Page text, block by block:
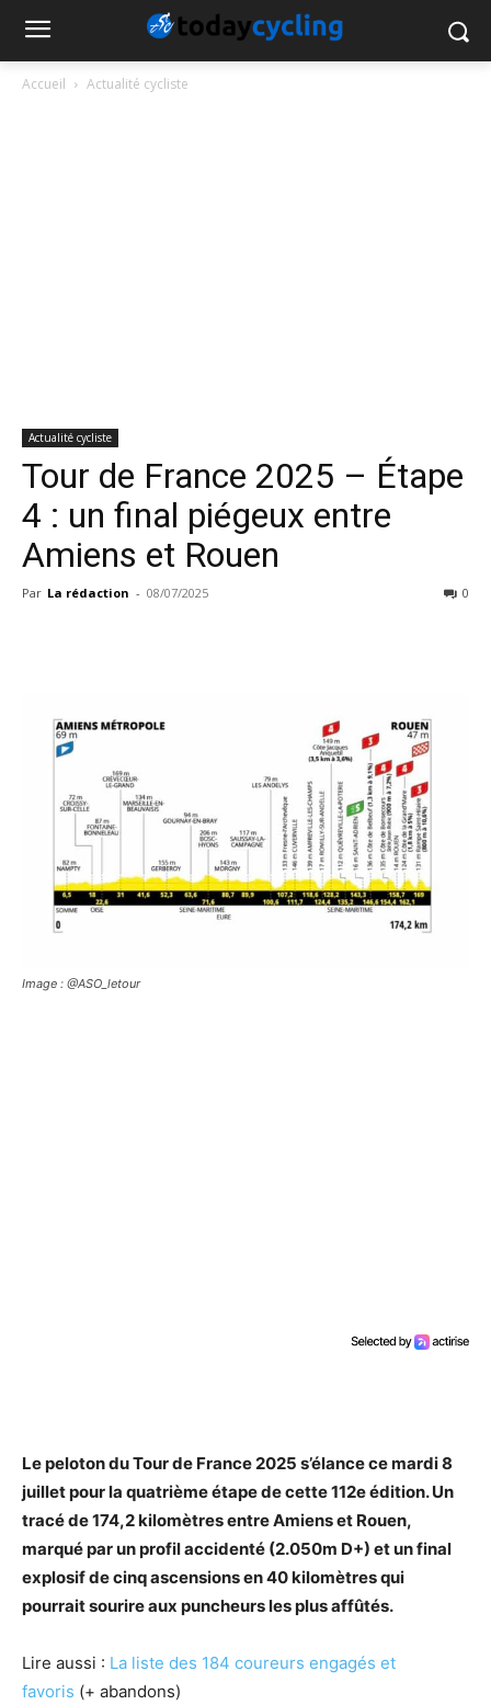
Accueil Actualité cycliste
Actualité cycliste
Tour de France 2025 – Étape
4 : un final piégeux entre
Amiens et Rouen
Par La rédaction - 08/07/2025 0
Image : @ASO_letour
Le peloton du Tour de France 2025 s’élance ce mardi 8
juillet pour la quatrième étape de cette 112e édition. Un
tracé de 174,2 kilomètres entre Amiens et Rouen,
marqué par un profil accidenté (2.050m D+) et un final
explosif de cinq ascensions en 40 kilomètres qui
pourrait sourire aux puncheurs les plus affûtés.
Lire aussi : La liste des 184 coureurs engagés et
favoris (+ abandons)